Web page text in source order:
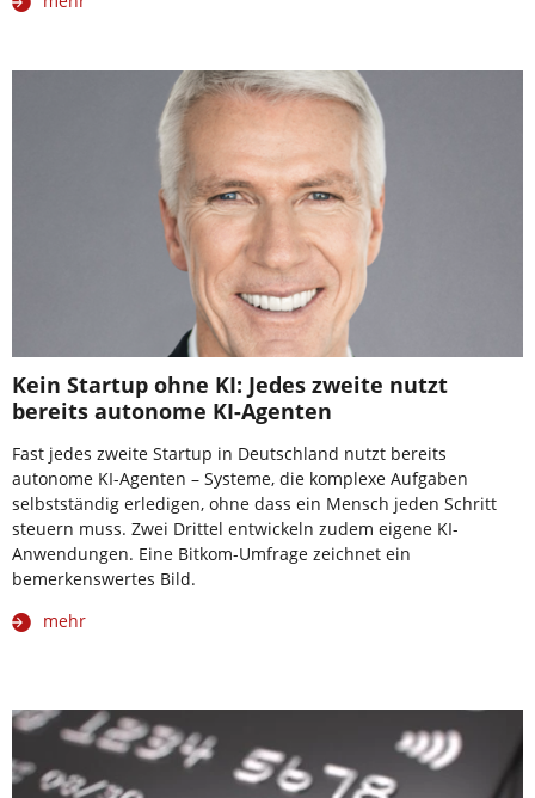
Kein Startup ohne KI: Jedes zweite nutzt
bereits autonome KI-Agenten
Fast jedes zweite Startup in Deutschland nutzt bereits
autonome KI-Agenten – Systeme, die komplexe Aufgaben
selbstständig erledigen, ohne dass ein Mensch jeden Schritt
steuern muss. Zwei Drittel entwickeln zudem eigene KI-
Anwendungen. Eine Bitkom-Umfrage zeichnet ein
bemerkenswertes Bild.
mehr